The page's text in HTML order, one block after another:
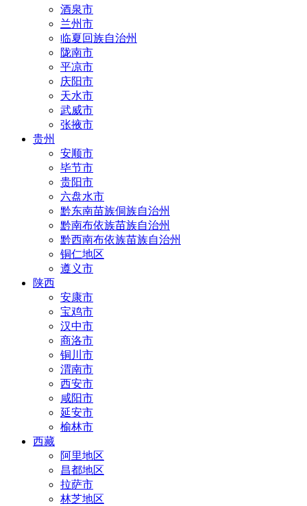
酒泉市
兰州市
临夏回族自治州
陇南市
平凉市
庆阳市
天水市
武威市
张掖市
贵州
安顺市
毕节市
贵阳市
六盘水市
黔东南苗族侗族自治州
黔南布依族苗族自治州
黔西南布依族苗族自治州
铜仁地区
遵义市
陕西
安康市
宝鸡市
汉中市
商洛市
铜川市
渭南市
西安市
咸阳市
延安市
榆林市
西藏
阿里地区
昌都地区
拉萨市
林芝地区